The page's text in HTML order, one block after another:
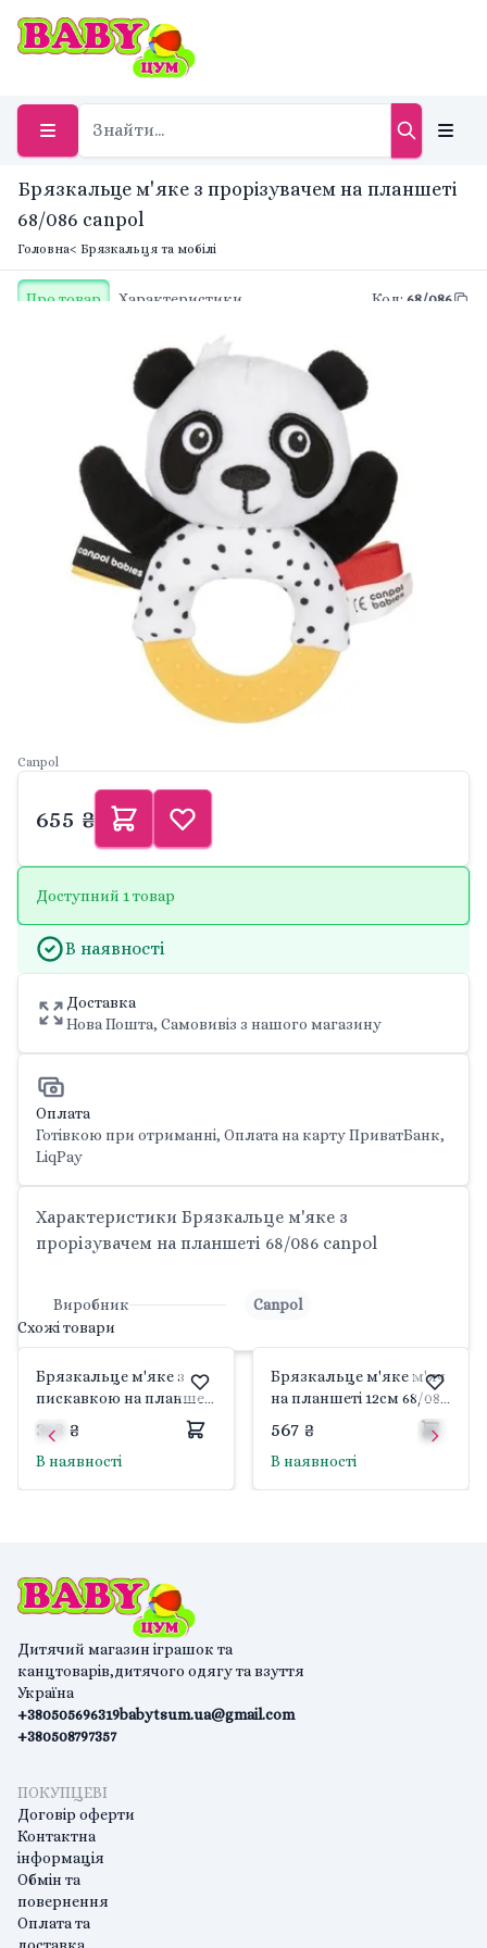
Брязкальце м'яке з прорізувачем на планшеті
68/086 canpol
Головна< Брязкальця та мобілі
Про товар Характеристики Код: 68/086
Canpol
655 ₴
Доступний 1 товар
В наявності
Доставка
Нова Пошта, Самовивіз з нашого магазину
Оплата
Готівкою при отриманні, Оплата на карту ПриватБанк,
LiqPay
Характеристики Брязкальце м'яке з
прорізувачем на планшеті 68/086 canpol
Виробник
Canpol
Схожі товари
Брязкальце м'яке з
пискавкою на планшеті
313 ₴
В наявності
Брязкальце м'яке м'яч
на планшеті 12см 68/082
567 ₴
В наявності
Дитячий магазин іграшок та
канцтоварів,дитячого одягу та взуття
Україна
+380505696319
+380508797357
babytsum.ua@gmail.com
ПОКУПЦЕВІ
Договір оферти
Контактна
інформація
Обмін та
повернення
Оплата та